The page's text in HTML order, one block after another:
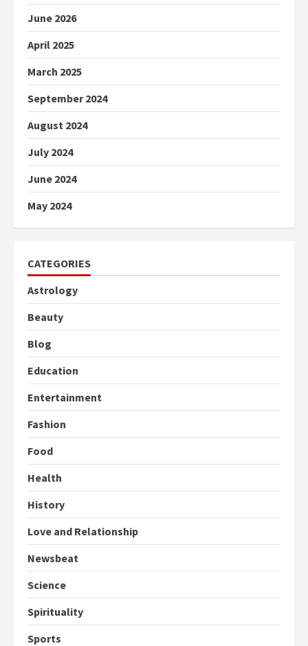
June 2026
April 2025
March 2025
September 2024
August 2024
July 2024
June 2024
May 2024
CATEGORIES
Astrology
Beauty
Blog
Education
Entertainment
Fashion
Food
Health
History
Love and Relationship
Newsbeat
Science
Spirituality
Sports